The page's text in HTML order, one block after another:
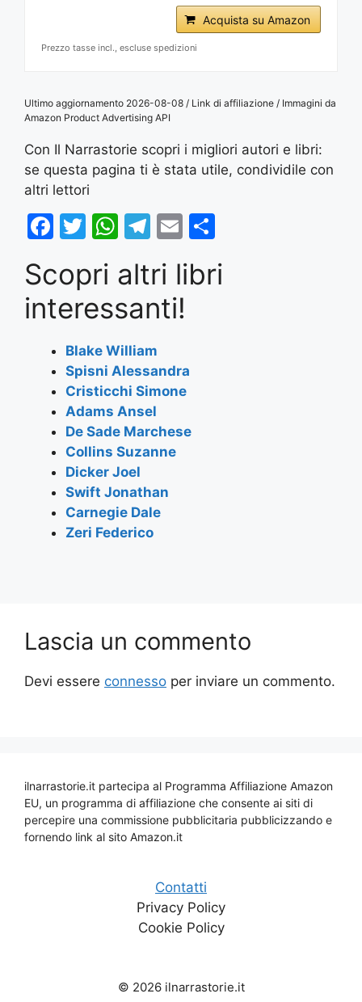
Acquista su Amazon
Prezzo tasse incl., escluse spedizioni
Ultimo aggiornamento 2026-08-08 / Link di affiliazione / Immagini da
Amazon Product Advertising API
Con Il Narrastorie scopri i migliori autori e libri:
se questa pagina ti è stata utile, condividile con
altri lettori
F
c
e
b
o
o
k
T
itt
er
W
at
s
A
p
p
T
e
gr
a
m
E
ai
l
ar
Scopri altri libri
interessanti!
Blake William
Spisni Alessandra
Cristicchi Simone
Adams Ansel
De Sade Marchese
Collins Suzanne
Dicker Joel
Swift Jonathan
Carnegie Dale
Zeri Federico
Lascia un commento
Devi essere connesso per inviare un commento.
ilnarrastorie.it partecipa al Programma Affiliazione Amazon
EU, un programma di affiliazione che consente ai siti di
percepire una commissione pubblicitaria pubblicizzando e
fornendo link al sito Amazon.it
Contatti
Privacy Policy
Cookie Policy
© 2026 ilnarrastorie.it